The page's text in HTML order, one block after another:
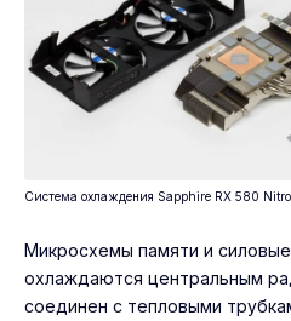
Система охлаждения Sapphire RX 580
Микросхемы памяти и
охлаждаются центральным
соединен с тепловыми